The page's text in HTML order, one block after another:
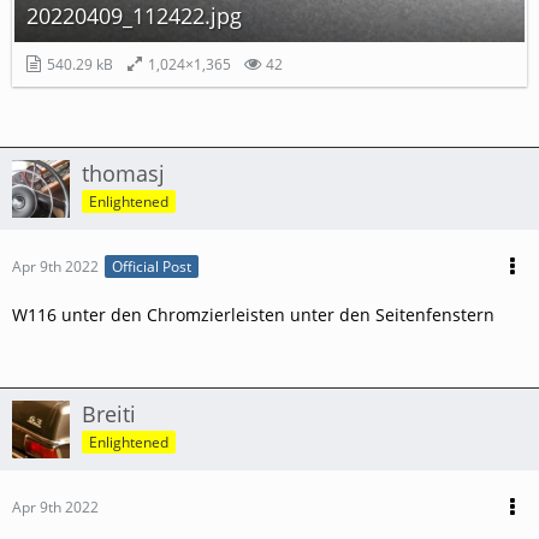
20220409_112422.jpg
540.29 kB 1,024×1,365 42
thomasj
Enlightened
Apr 9th 2022 Official Post
W116 unter den Chromzierleisten unter den Seitenfenstern
Breiti
Enlightened
Apr 9th 2022